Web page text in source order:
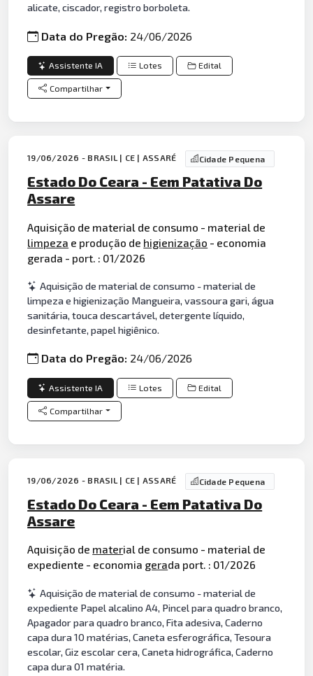
alicate, ciscador, registro borboleta.
Data do Pregão: 24/06/2026
Assistente IA Lotes Edital
Compartilhar
19/06/2026 - BRASIL | CE | ASSARÉ Cidade Pequena
Estado Do Ceara - Eem Patativa Do
Assare
Aquisição de material de consumo - material de
limpeza e produção de higienização - economia
gerada - port. : 01/2026
Aquisição de material de consumo - material de
limpeza e higienização Mangueira, vassoura gari, água
sanitária, touca descartável, detergente líquido,
desinfetante, papel higiênico.
Data do Pregão: 24/06/2026
Assistente IA Lotes Edital
Compartilhar
19/06/2026 - BRASIL | CE | ASSARÉ Cidade Pequena
Estado Do Ceara - Eem Patativa Do
Assare
Aquisição de material de consumo - material de
expediente - economia gerada port. : 01/2026
Aquisição de material de consumo - material de
expediente Papel alcalino A4, Pincel para quadro branco,
Apagador para quadro branco, Fita adesiva, Caderno
capa dura 10 matérias, Caneta esferográfica, Tesoura
escolar, Giz escolar cera, Caneta hidrográfica, Caderno
capa dura 01 matéria.